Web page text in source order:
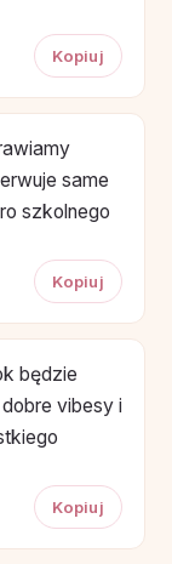
Kopiuj
same
szkolnego
Kopiuj
będzie
vibesy i
Kopiuj